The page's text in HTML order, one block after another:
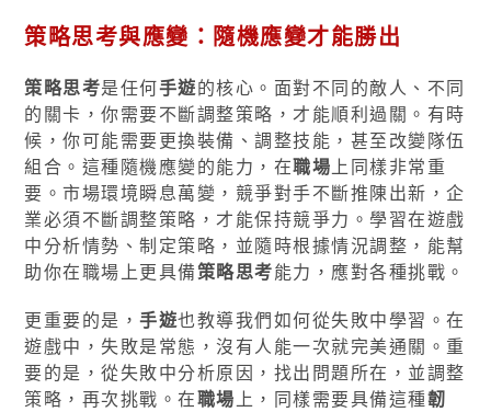
策略思考與應變：隨機應變才能勝出
策略思考是任何手遊的核心。面對不同的敵人、不同
的關卡，你需要不斷調整策略，才能順利過關。有時
候，你可能需要更換裝備、調整技能，甚至改變隊伍
組合。這種隨機應變的能力，在職場上同樣非常重
要。市場環境瞬息萬變，競爭對手不斷推陳出新，企
業必須不斷調整策略，才能保持競爭力。學習在遊戲
中分析情勢、制定策略，並隨時根據情況調整，能幫
助你在職場上更具備策略思考能力，應對各種挑戰。
更重要的是，手遊也教導我們如何從失敗中學習。在
遊戲中，失敗是常態，沒有人能一次就完美通關。重
要的是，從失敗中分析原因，找出問題所在，並調整
策略，再次挑戰。在職場上，同樣需要具備這種韌